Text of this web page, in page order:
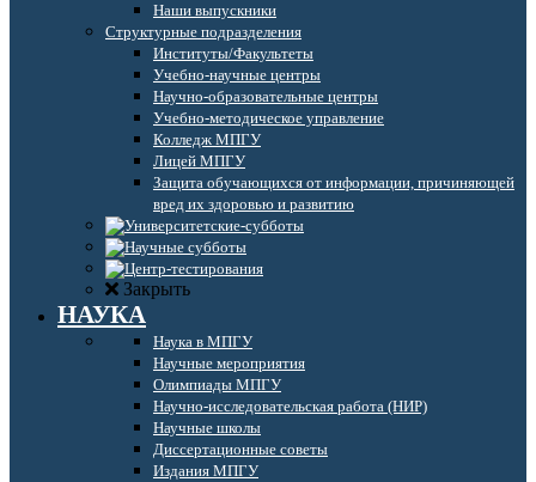
Наши выпускники
Структурные подразделения
Институты/Факультеты
Учебно-научные центры
Научно-образовательные центры
Учебно-методическое управление
Колледж МПГУ
Лицей МПГУ
Защита обучающихся от информации, причиняющей
вред их здоровью и развитию
Закрыть
НАУКА
Наука в МПГУ
Научные мероприятия
Олимпиады МПГУ
Научно-исследовательская работа (НИР)
Научные школы
Диссертационные советы
Издания МПГУ